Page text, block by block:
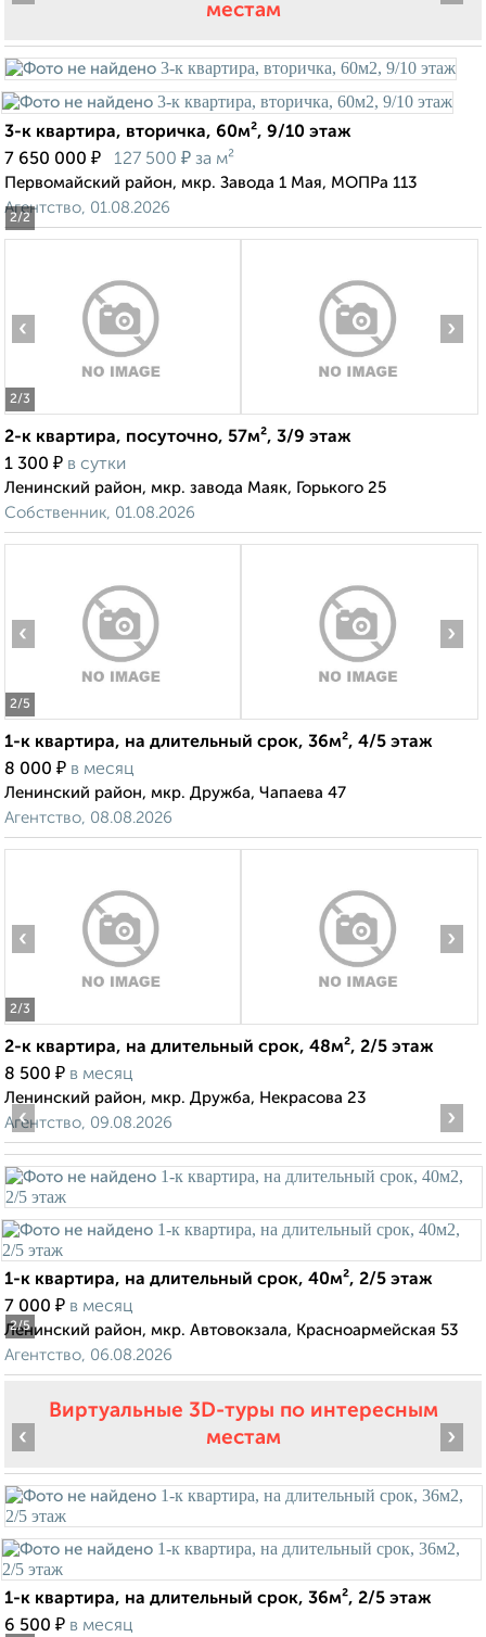
местам
2/2
3-к квартира, вторичка, 60м², 9/10 этаж
7 650 000 ₽ 127 500 ₽ за м²
Первомайский район, мкр. Завода 1 Мая, МОПРа 113
Агентство, 01.08.2026
2/3
‹ ›
2-к квартира, посуточно, 57м², 3/9 этаж
1 300 ₽ в сутки
Ленинский район, мкр. завода Маяк, Горького 25
Собственник, 01.08.2026
2/5
‹ ›
1-к квартира, на длительный срок, 36м², 4/5 этаж
8 000 ₽ в месяц
Ленинский район, мкр. Дружба, Чапаева 47
Агентство, 08.08.2026
2/3
‹ ›
2-к квартира, на длительный срок, 48м², 2/5 этаж
8 500 ₽ в месяц
Ленинский район, мкр. Дружба, Некрасова 23
Агентство, 09.08.2026
2/5
‹ ›
1-к квартира, на длительный срок, 40м², 2/5 этаж
7 000 ₽ в месяц
Ленинский район, мкр. Автовокзала, Красноармейская 53
Агентство, 06.08.2026
Виртуальные 3D-туры по интересным
местам
‹ ›
1-к квартира, на длительный срок, 36м², 2/5 этаж
6 500 ₽ в месяц